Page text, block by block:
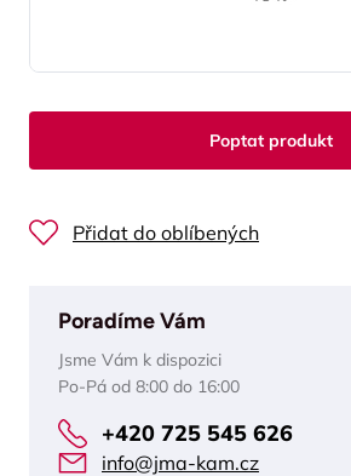
Poptat produkt
Přidat do oblíbených
Poradíme Vám
Jsme Vám k dispozici
Po-Pá od 8:00 do 16:00
+420 725 545 626
info@jma-kam.cz